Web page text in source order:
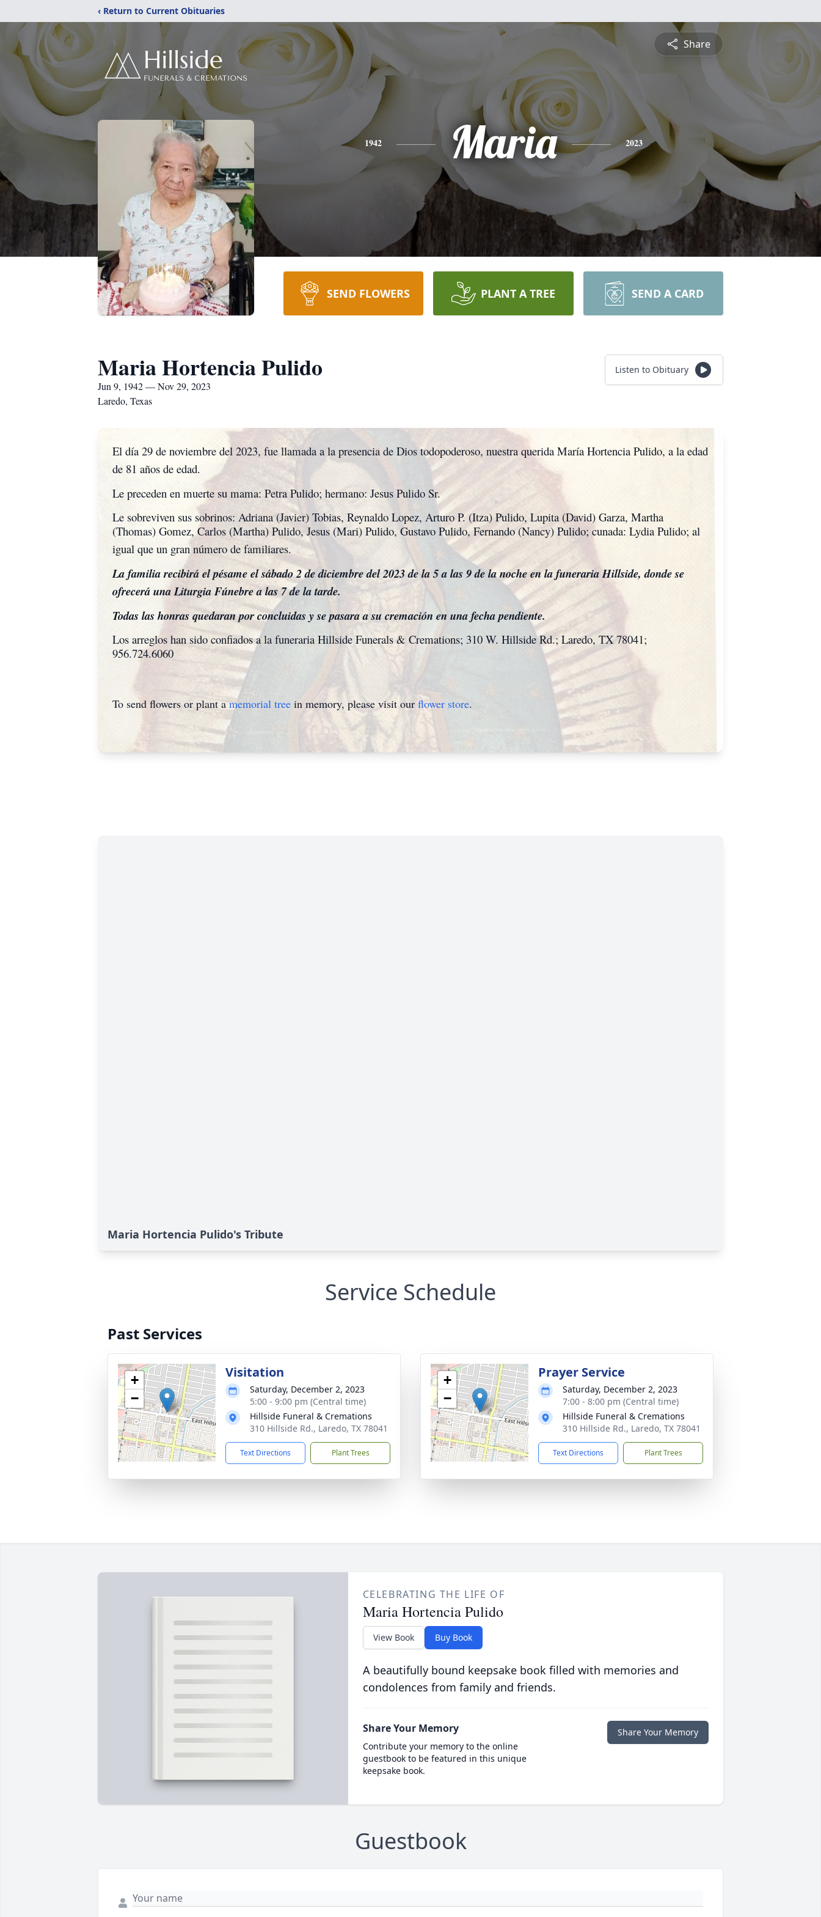
‹ Return to Current Obituaries
Share
1942 Maria 2023
SEND FLOWERS PLANT A TREE SEND A CARD
Maria Hortencia Pulido
Jun 9, 1942 — Nov 29, 2023
Laredo, Texas
Listen to Obituary
El día 29 de noviembre del 2023, fue llamada a la presencia de Dios todopoderoso, nuestra querida María Hortencia Pulido, a la edad
de 81 años de edad.
Le preceden en muerte su mama: Petra Pulido; hermano: Jesus Pulido Sr.
Le sobreviven sus sobrinos: Adriana (Javier) Tobias, Reynaldo Lopez, Arturo P. (Itza) Pulido, Lupita (David) Garza, Martha
(Thomas) Gomez, Carlos (Martha) Pulido, Jesus (Mari) Pulido, Gustavo Pulido, Fernando (Nancy) Pulido; cunada: Lydia Pulido; al
igual que un gran número de familiares.
La familia recibirá el pésame el sábado 2 de diciembre del 2023 de la 5 a las 9 de la noche en la funeraria Hillside, donde se
ofrecerá una Liturgia Fúnebre a las 7 de la tarde.
Todas las honras quedaran por concluidas y se pasara a su cremación en una fecha pendiente.
Los arreglos han sido confiados a la funeraria Hillside Funerals & Cremations; 310 W. Hillside Rd.; Laredo, TX 78041;
956.724.6060
To send flowers or plant amemorial tree in memory, please visit our flower store.
Maria Hortencia Pulido's Tribute
Service Schedule
Past Services
+
−
Visitation
Saturday, December 2, 2023
5:00 - 9:00 pm (Central time)
Hillside Funeral & Cremations
310 Hillside Rd., Laredo, TX 78041
Text Directions Plant Trees
+
−
Prayer Service
Saturday, December 2, 2023
7:00 - 8:00 pm (Central time)
Hillside Funeral & Cremations
310 Hillside Rd., Laredo, TX 78041
Text Directions Plant Trees
CELEBRATING THE LIFE OF
Maria Hortencia Pulido
View Book Buy Book
A beautifully bound keepsake book filled with memories and
condolences from family and friends.
Share Your Memory
Contribute your memory to the online
guestbook to be featured in this unique
keepsake book.
Share Your Memory
Guestbook